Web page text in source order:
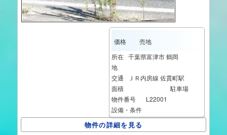
価格
売地
所在
地
千葉県富津市 鶴岡
交通
ＪＲ内房線 佐貫町駅
面積
駐車場
物件番号
L22001
設備・条件
物件の詳細を見る